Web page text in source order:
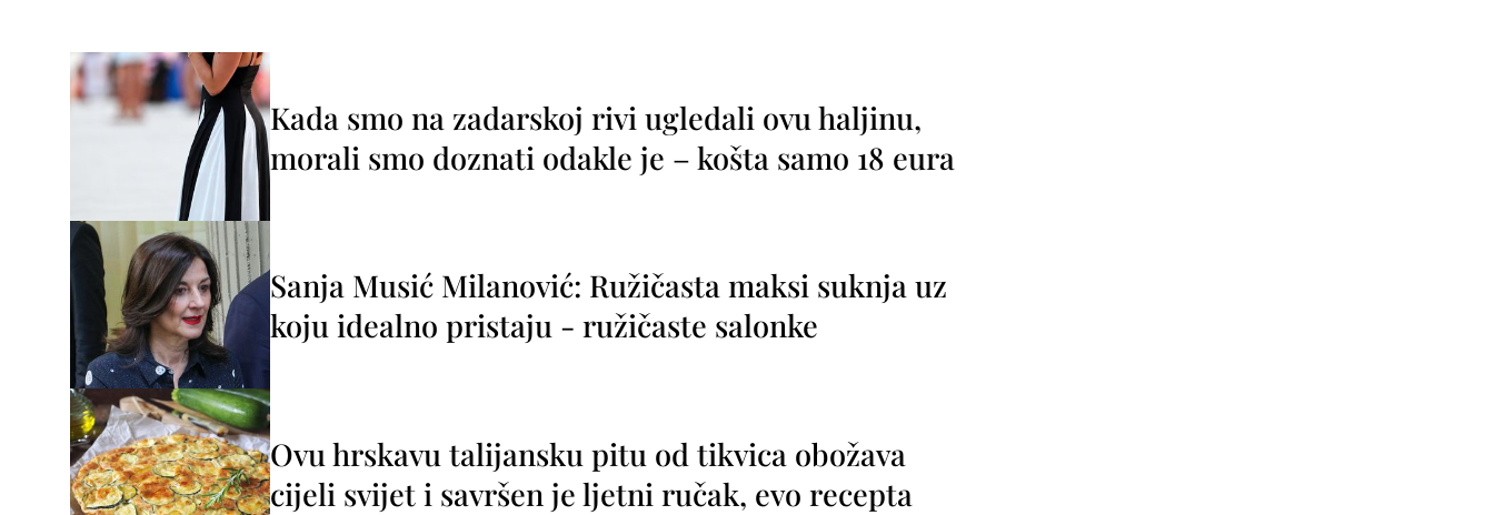
Kada smo na zadarskoj rivi ugledali ovu haljinu,
morali smo doznati odakle je – košta samo 18 eura
Sanja Musić Milanović: Ružičasta maksi suknja uz
koju idealno pristaju - ružičaste salonke
Ovu hrskavu talijansku pitu od tikvica obožava
cijeli svijet i savršen je ljetni ručak, evo recepta